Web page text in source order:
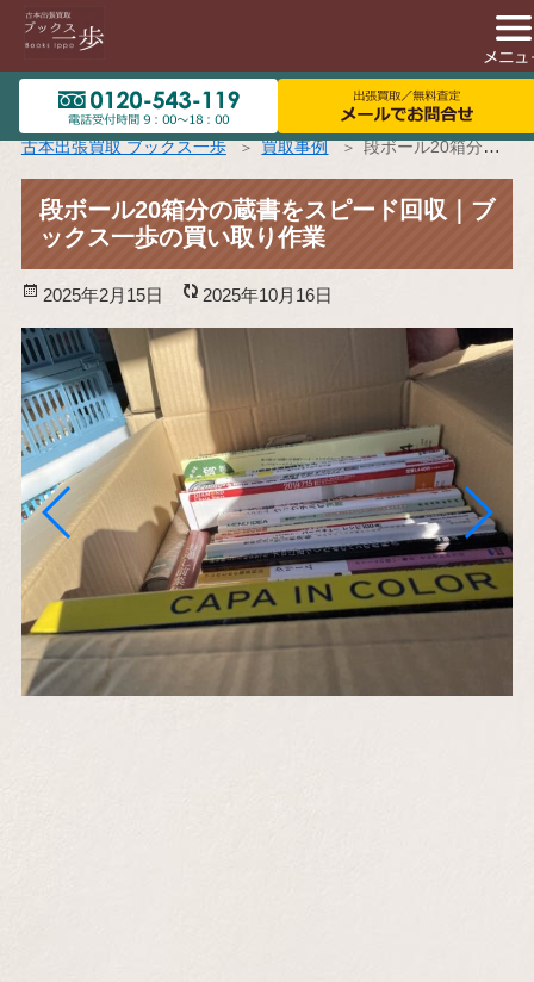
古本出張買取 ブックス一歩 買取事例 段ボール20箱分の蔵書をスピード回収｜ブックス一歩の買い取り作業
段ボール20箱分の蔵書をスピード回収｜ブ
ックス一歩の買い取り作業
投
稿
日:
2025年2月15日
更
新
2025年10月16日